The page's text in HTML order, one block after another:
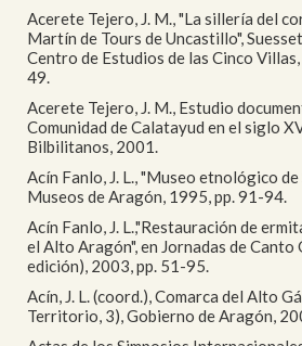
Acerete Tejero, J. M., "La sillería del
Martín de Tours de Uncastillo",
Centro de Estudios de las Cinco Villas,
49.
Acerete Tejero, J. M., Estudio
Comunidad de Calatayud en el siglo
Bilbilitanos, 2001.
Acín Fanlo, J. L., "Museo etnológico de
Museos de Aragón, 1995, pp. 91-94.
Acín Fanlo, J. L.,"Restauración de
el Alto Aragón", en Jornadas de Canto
edición), 2003, pp. 51-95.
Acín, J. L. (coord.), Comarca del Alto
Territorio, 3), Gobierno de Aragón,